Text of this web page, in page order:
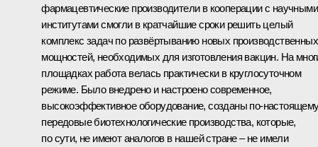
фармацевтические производители в кооперации с научными
институтами смогли в кратчайшие сроки решить целый
комплекс задач по развёртыванию новых производственных
мощностей, необходимых для изготовления вакцин. На
площадках работа велась практически в круглосуточном
режиме. Было внедрено и настроено современное,
высокоэффективное оборудование, созданы по-
передовые биотехнологические производства, которые,
по сути, не имеют аналогов в нашей стране – не имели